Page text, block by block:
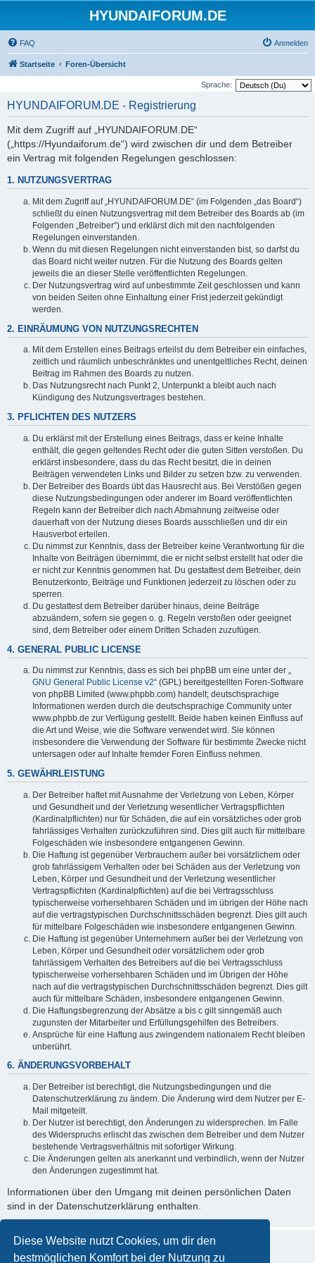
Diese Website nutzt Cookies, um dir den
bestmöglichen Komfort bei der Nutzung zu
HYUNDAIFORUM.DE
FAQ Anmelden
Startseite Foren-Übersicht
Sprache:
HYUNDAIFORUM.DE - Registrierung
Mit dem Zugriff auf „HYUNDAIFORUM.DE“
(„https://Hyundaiforum.de“) wird zwischen dir und dem Betreiber
ein Vertrag mit folgenden Regelungen geschlossen:
1. NUTZUNGSVERTRAG
Mit dem Zugriff auf „HYUNDAIFORUM.DE“ (im Folgenden „das Board“)
schließt du einen Nutzungsvertrag mit dem Betreiber des Boards ab (im
Folgenden „Betreiber“) und erklärst dich mit den nachfolgenden
Regelungen einverstanden.
Wenn du mit diesen Regelungen nicht einverstanden bist, so darfst du
das Board nicht weiter nutzen. Für die Nutzung des Boards gelten
jeweils die an dieser Stelle veröffentlichten Regelungen.
Der Nutzungsvertrag wird auf unbestimmte Zeit geschlossen und kann
von beiden Seiten ohne Einhaltung einer Frist jederzeit gekündigt
werden.
2. EINRÄUMUNG VON NUTZUNGSRECHTEN
Mit dem Erstellen eines Beitrags erteilst du dem Betreiber ein einfaches,
zeitlich und räumlich unbeschränktes und unentgeltliches Recht, deinen
Beitrag im Rahmen des Boards zu nutzen.
Das Nutzungsrecht nach Punkt 2, Unterpunkt a bleibt auch nach
Kündigung des Nutzungsvertrages bestehen.
3. PFLICHTEN DES NUTZERS
Du erklärst mit der Erstellung eines Beitrags, dass er keine Inhalte
enthält, die gegen geltendes Recht oder die guten Sitten verstoßen. Du
erklärst insbesondere, dass du das Recht besitzt, die in deinen
Beiträgen verwendeten Links und Bilder zu setzen bzw. zu verwenden.
Der Betreiber des Boards übt das Hausrecht aus. Bei Verstößen gegen
diese Nutzungsbedingungen oder anderer im Board veröffentlichten
Regeln kann der Betreiber dich nach Abmahnung zeitweise oder
dauerhaft von der Nutzung dieses Boards ausschließen und dir ein
Hausverbot erteilen.
Du nimmst zur Kenntnis, dass der Betreiber keine Verantwortung für die
Inhalte von Beiträgen übernimmt, die er nicht selbst erstellt hat oder die
er nicht zur Kenntnis genommen hat. Du gestattest dem Betreiber, dein
Benutzerkonto, Beiträge und Funktionen jederzeit zu löschen oder zu
sperren.
Du gestattest dem Betreiber darüber hinaus, deine Beiträge
abzuändern, sofern sie gegen o. g. Regeln verstoßen oder geeignet
sind, dem Betreiber oder einem Dritten Schaden zuzufügen.
4. GENERAL PUBLIC LICENSE
Du nimmst zur Kenntnis, dass es sich bei phpBB um eine unter der „
GNU General Public License v2“ (GPL) bereitgestellten Foren-Software
von phpBB Limited (www.phpbb.com) handelt; deutschsprachige
Informationen werden durch die deutschsprachige Community unter
www.phpbb.de zur Verfügung gestellt. Beide haben keinen Einfluss auf
die Art und Weise, wie die Software verwendet wird. Sie können
insbesondere die Verwendung der Software für bestimmte Zwecke nicht
untersagen oder auf Inhalte fremder Foren Einfluss nehmen.
5. GEWÄHRLEISTUNG
Der Betreiber haftet mit Ausnahme der Verletzung von Leben, Körper
und Gesundheit und der Verletzung wesentlicher Vertragspflichten
(Kardinalpflichten) nur für Schäden, die auf ein vorsätzliches oder grob
fahrlässiges Verhalten zurückzuführen sind. Dies gilt auch für mittelbare
Folgeschäden wie insbesondere entgangenen Gewinn.
Die Haftung ist gegenüber Verbrauchern außer bei vorsätzlichem oder
grob fahrlässigem Verhalten oder bei Schäden aus der Verletzung von
Leben, Körper und Gesundheit und der Verletzung wesentlicher
Vertragspflichten (Kardinalpflichten) auf die bei Vertragsschluss
typischerweise vorhersehbaren Schäden und im übrigen der Höhe nach
auf die vertragstypischen Durchschnittsschäden begrenzt. Dies gilt auch
für mittelbare Folgeschäden wie insbesondere entgangenen Gewinn.
Die Haftung ist gegenüber Unternehmern außer bei der Verletzung von
Leben, Körper und Gesundheit oder vorsätzlichem oder grob
fahrlässigem Verhalten des Betreibers auf die bei Vertragsschluss
typischerweise vorhersehbaren Schäden und im Übrigen der Höhe
nach auf die vertragstypischen Durchschnittsschäden begrenzt. Dies gilt
auch für mittelbare Schäden, insbesondere entgangenen Gewinn.
Die Haftungsbegrenzung der Absätze a bis c gilt sinngemäß auch
zugunsten der Mitarbeiter und Erfüllungsgehilfen des Betreibers.
Ansprüche für eine Haftung aus zwingendem nationalem Recht bleiben
unberührt.
6. ÄNDERUNGSVORBEHALT
Der Betreiber ist berechtigt, die Nutzungsbedingungen und die
Datenschutzerklärung zu ändern. Die Änderung wird dem Nutzer per E-
Mail mitgeteilt.
Der Nutzer ist berechtigt, den Änderungen zu widersprechen. Im Falle
des Widerspruchs erlischt das zwischen dem Betreiber und dem Nutzer
bestehende Vertragsverhältnis mit sofortiger Wirkung.
Die Änderungen gelten als anerkannt und verbindlich, wenn der Nutzer
den Änderungen zugestimmt hat.
Informationen über den Umgang mit deinen persönlichen Daten
sind in der Datenschutzerklärung enthalten.